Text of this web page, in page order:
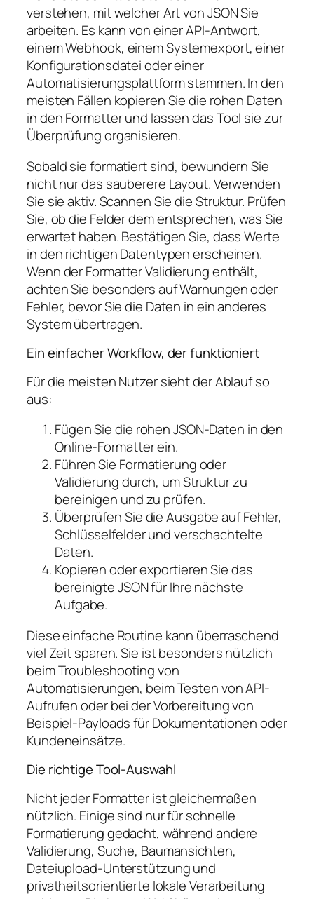
verstehen, mit welcher Art von JSON Sie
arbeiten. Es kann von einer API-Antwort,
einem Webhook, einem Systemexport, einer
Konfigurationsdatei oder einer
Automatisierungsplattform stammen. In den
meisten Fällen kopieren Sie die rohen Daten
in den Formatter und lassen das Tool sie zur
Überprüfung organisieren.
Sobald sie formatiert sind, bewundern Sie
nicht nur das sauberere Layout. Verwenden
Sie sie aktiv. Scannen Sie die Struktur. Prüfen
Sie, ob die Felder dem entsprechen, was Sie
erwartet haben. Bestätigen Sie, dass Werte
in den richtigen Datentypen erscheinen.
Wenn der Formatter Validierung enthält,
achten Sie besonders auf Warnungen oder
Fehler, bevor Sie die Daten in ein anderes
System übertragen.
Ein einfacher Workflow, der funktioniert
Für die meisten Nutzer sieht der Ablauf so
aus:
Fügen Sie die rohen JSON-Daten in den
Online-Formatter ein.
Führen Sie Formatierung oder
Validierung durch, um Struktur zu
bereinigen und zu prüfen.
Überprüfen Sie die Ausgabe auf Fehler,
Schlüsselfelder und verschachtelte
Daten.
Kopieren oder exportieren Sie das
bereinigte JSON für Ihre nächste
Aufgabe.
Diese einfache Routine kann überraschend
viel Zeit sparen. Sie ist besonders nützlich
beim Troubleshooting von
Automatisierungen, beim Testen von API-
Aufrufen oder bei der Vorbereitung von
Beispiel-Payloads für Dokumentationen oder
Kundeneinsätze.
Die richtige Tool-Auswahl
Nicht jeder Formatter ist gleichermaßen
nützlich. Einige sind nur für schnelle
Formatierung gedacht, während andere
Validierung, Suche, Baumansichten,
Dateiupload-Unterstützung und
privatheitsorientierte lokale Verarbeitung